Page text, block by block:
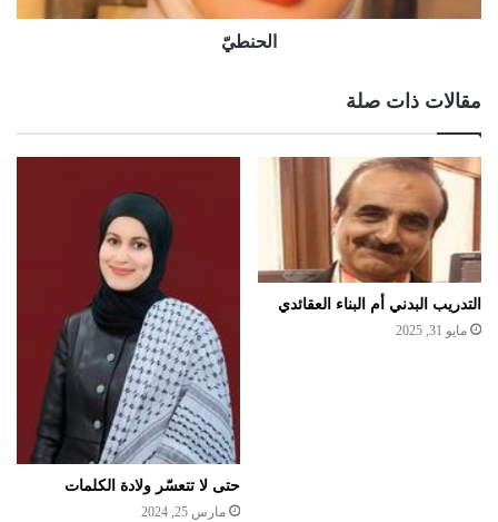
الحنطيّ
مقالات ذات صلة
التدريب البدني أم البناء العقائدي
مايو 31, 2025
حتى لا تتعسّر ولادة الكلمات
مارس 25, 2024